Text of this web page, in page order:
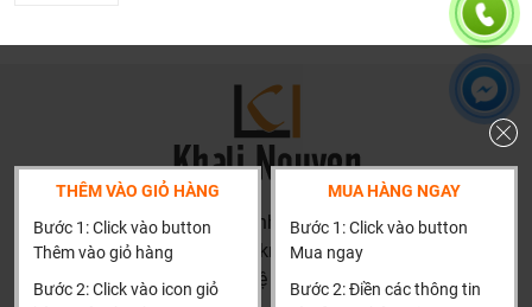
Bản vẽ sen tắm âm tường American Standard Acacia
Evolution WF-1321
THÊM VÀO GIỎ HÀNG
Bước 1: Click vào button
Thêm vào giỏ hàng
Bước 2: Click vào icon giỏ
MUA HÀNG NGAY
Bước 1: Click vào button
Mua ngay
Bước 2: Điền các thông tin
HN: số 160 đường Văn Minh, Di Trạch, Hoài Đức, Hà Nội
(Cách đại học công nghiệp 1 km)
HCM và các tỉnh khác: Liên hệ hotline để được hướng dẫn